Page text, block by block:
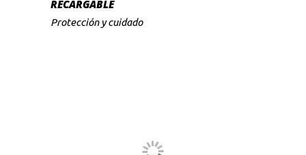
RECARGABLE
Protección y cuidado